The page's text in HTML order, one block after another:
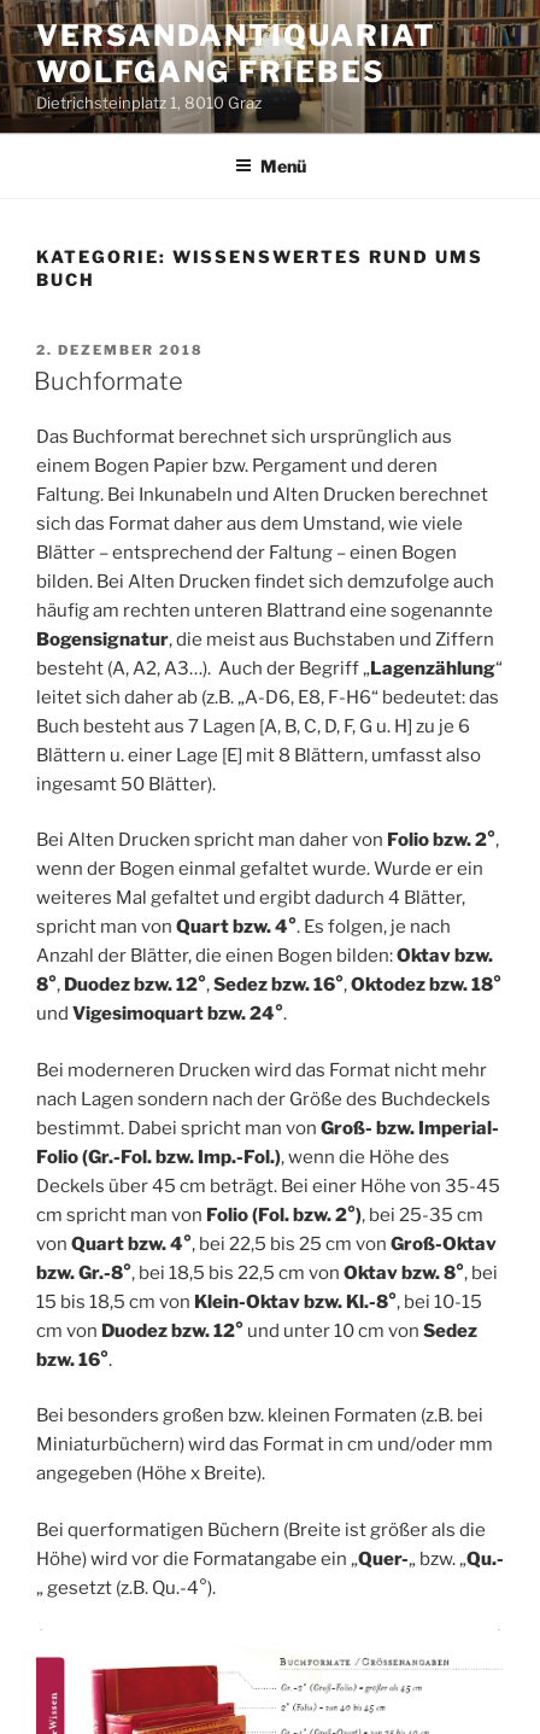
Zum
Inhalt
springen
VERSANDANTIQUARIAT
WOLFGANG FRIEBES
Dietrichsteinplatz 1, 8010 Graz
Menü
KATEGORIE: WISSENSWERTES RUND UMS
BUCH
VERÖFFENTLICHT
AM
2. DEZEMBER 2018
Buchformate
Das Buchformat berechnet sich ursprünglich aus
einem Bogen Papier bzw. Pergament und deren
Faltung. Bei Inkunabeln und Alten Drucken berechnet
sich das Format daher aus dem Umstand, wie viele
Blätter – entsprechend der Faltung – einen Bogen
bilden. Bei Alten Drucken findet sich demzufolge auch
häufig am rechten unteren Blattrand eine sogenannte
Bogensignatur, die meist aus Buchstaben und Ziffern
besteht (A, A2, A3…). Auch der Begriff „Lagenzählung“
leitet sich daher ab (z.B. „A-D6, E8, F-H6“ bedeutet: das
Buch besteht aus 7 Lagen [A, B, C, D, F, G u. H] zu je 6
Blättern u. einer Lage [E] mit 8 Blättern, umfasst also
ingesamt 50 Blätter).
Bei Alten Drucken spricht man daher von Folio bzw. 2°,
wenn der Bogen einmal gefaltet wurde. Wurde er ein
weiteres Mal gefaltet und ergibt dadurch 4 Blätter,
spricht man von Quart bzw. 4°. Es folgen, je nach
Anzahl der Blätter, die einen Bogen bilden:Oktav bzw.
8°, Duodez bzw. 12°,Sedez bzw. 16°,Oktodez bzw. 18°
und Vigesimoquart bzw. 24°.
Bei moderneren Drucken wird das Format nicht mehr
nach Lagen sondern nach der Größe des Buchdeckels
bestimmt. Dabei spricht man von Groß- bzw. Imperial-
Folio (Gr.-Fol. bzw. Imp.-Fol.), wenn die Höhe des
Deckels über 45 cm beträgt. Bei einer Höhe von 35-45
cm spricht man von Folio (Fol. bzw. 2°), bei 25-35 cm
von Quart bzw. 4°, bei 22,5 bis 25 cm von Groß-Oktav
bzw. Gr.-8°, bei 18,5 bis 22,5 cm von Oktav bzw. 8°, bei
15 bis 18,5 cm von Klein-Oktav bzw. Kl.-8°, bei 10-15
cm von Duodez bzw. 12° und unter 10 cm von Sedez
bzw. 16°.
Bei besonders großen bzw. kleinen Formaten (z.B. bei
Miniaturbüchern) wird das Format in cm und/oder mm
angegeben (Höhe x Breite).
Bei querformatigen Büchern (Breite ist größer als die
Höhe) wird vor die Formatangabe ein „Quer-„ bzw. „Qu.-
„ gesetzt (z.B. Qu.-4°).